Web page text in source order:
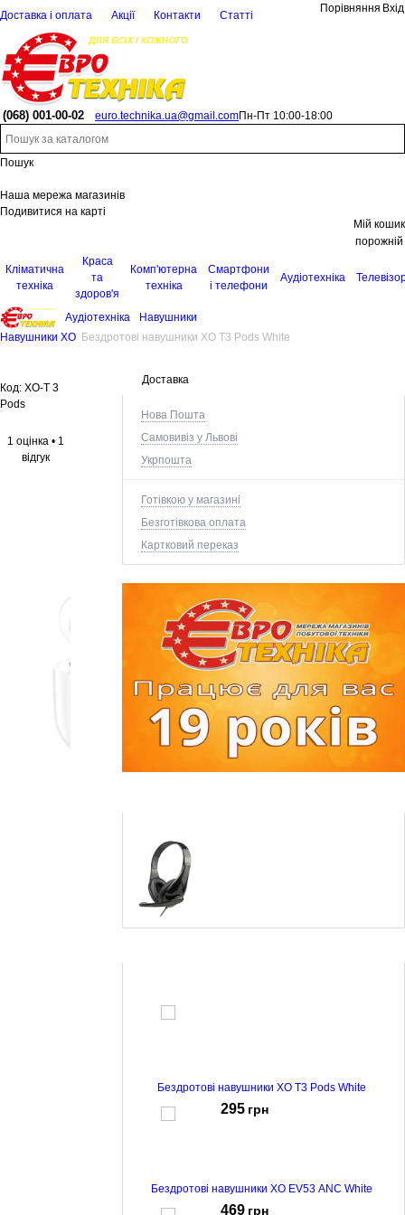
Доставка і оплата Акції Контакти Статті
Порівняння Вхід
(068) 001-00-02 euro.technika.ua@gmail.comПн-Пт 10:00-18:00
Пошук
Наша мережа магазинів
Подивитися на карті
Мій кошик
порожній
Кліматична
техніка
Краса
та
здоров'я
Комп'ютерна
техніка
Смартфони
і телефони
Аудіотехніка
Аудіотехніка
Навушники
Навушники XO Бездротові навушники XO T3 Pods White
Доставка
Нова Пошта
Самовивіз у Львові
Укрпошта
Готівкою у магазині
Безготівкова оплата
Картковий переказ
Бездротові навушники XO T3 Pods White
295 грн
Бездротові навушники XO EV53 ANC White
469 грн
Код: XO-T 3
Pods
1 оцінка • 1
відгук